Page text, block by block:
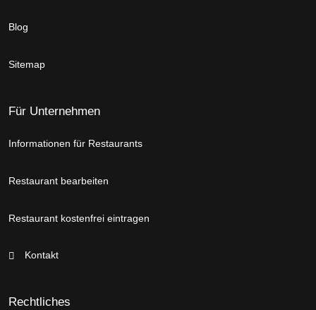
Blog
Sitemap
Für Unternehmen
Informationen für Restaurants
Restaurant bearbeiten
Restaurant kostenfrei eintragen
Kontakt
Rechtliches